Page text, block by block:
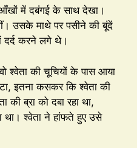
में दबंगई के साथ देखा।
उसके माथे पर पसीने की बूंदें
दर्द करने लगे थे।
श्वेता की चूचियों के पास आया
इतना कसकर कि श्वेता की
ब्रा को दबा रहा था,
था। श्वेता ने हांफते हुए उसे